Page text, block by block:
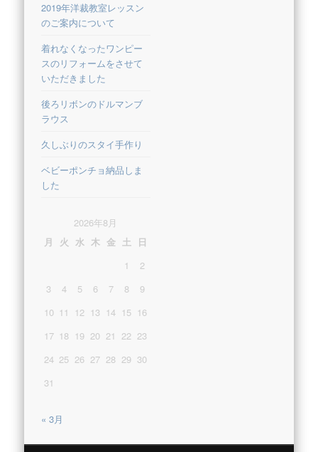
2019年洋裁教室レッスン
のご案内について
着れなくなったワンピー
スのリフォームをさせて
いただきました
後ろリボンのドルマンブ
ラウス
久しぶりのスタイ手作り
ベビーポンチョ納品しま
した
2026年8月
月
火 水 木 金 土 日
1
2
3
4 5 6 7 8
9
10 11 12 13 14 15 16
17 18 19 20 21 22 23
24 25 26 27 28 29 30
31
« 3月